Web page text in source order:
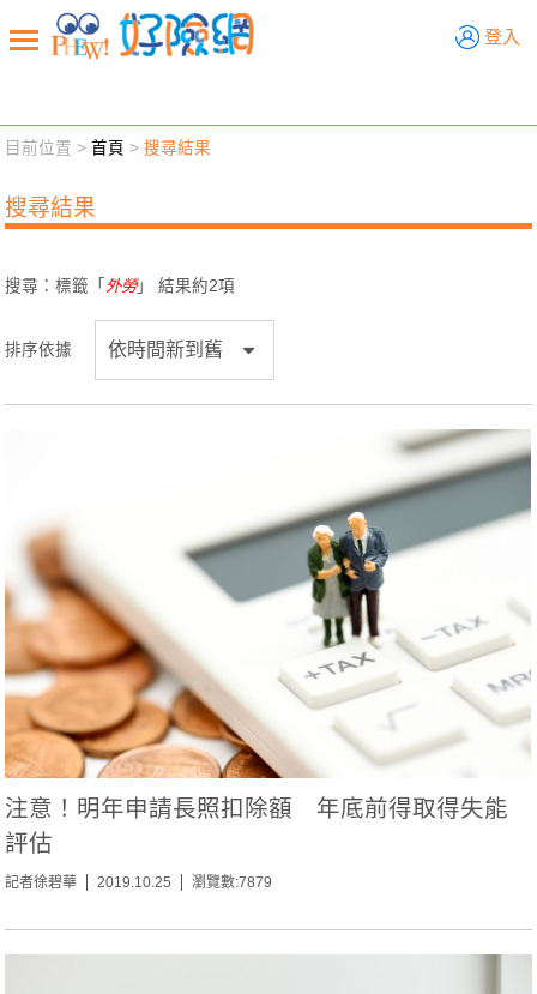
登入
新聞觀點 業務交流
退休先準備 好險學堂 輔銷工具 活動專區
目前位置 >首頁 >搜尋結果
搜尋結果
搜尋：標籤「 外勞」 結果約2項
排序依據
注意！明年申請長照扣除額 年底前得取得失能
評估
記者徐碧華 2019.10.25 瀏覽數:7879